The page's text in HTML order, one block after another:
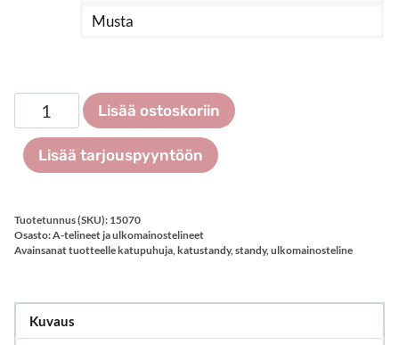
Musta
teline
500×700
mm
Lisää ostoskoriin
Lisää tarjouspyyntöön
Tuotetunnus (SKU): 15070
Osasto:A-telineet ja ulkomainostelineet
Avainsanat tuotteellekatupuhuja,katustandy,standy,ulkomainosteline
Kuvaus